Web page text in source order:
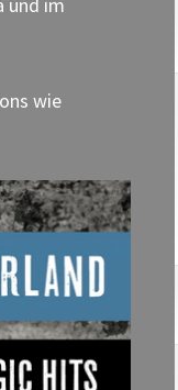
wie